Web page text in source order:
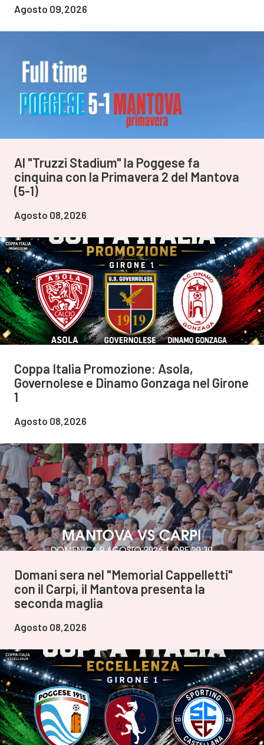
Agosto 09,2026
Al "Truzzi Stadium" la Poggese fa
cinquina con la Primavera 2 del Mantova
(5-1)
Agosto 08,2026
Coppa Italia Promozione: Asola,
Governolese e Dinamo Gonzaga nel Girone
1
Agosto 08,2026
Domani sera nel "Memorial Cappelletti"
con il Carpi, il Mantova presenta la
seconda maglia
Agosto 08,2026